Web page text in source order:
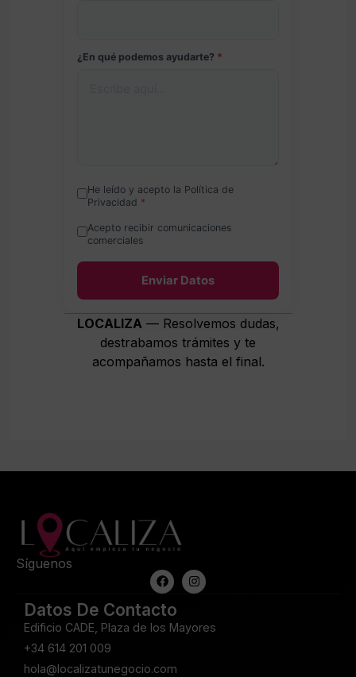
¿En qué podemos ayudarte? *
He leído y acepto la Política de
Privacidad *
Acepto recibir comunicaciones
comerciales
Enviar Datos
LOCALIZA — Resolvemos dudas,
destrabamos trámites y te
acompañamos hasta el final.
Síguenos
Datos De Contacto
Edificio CADE, Plaza de los Mayores
+34 614 201 009
hola@localizatunegocio.com